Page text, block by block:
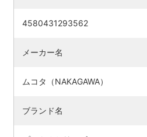
4580431293562
メーカー名
ムコタ（NAKAGAWA）
ブランド名